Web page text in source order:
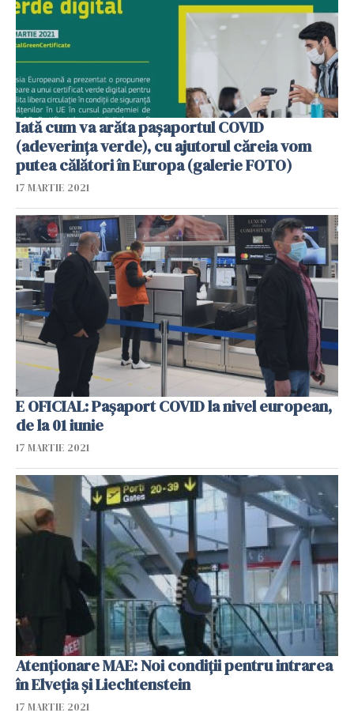
Iată cum va arăta pașaportul COVID
(adeverința verde), cu ajutorul căreia vom
putea călători în Europa (galerie FOTO)
17 MARTIE 2021
E OFICIAL: Pașaport COVID la nivel european,
de la 01 iunie
17 MARTIE 2021
Atenționare MAE: Noi condiții pentru intrarea
în Elveția și Liechtenstein
17 MARTIE 2021